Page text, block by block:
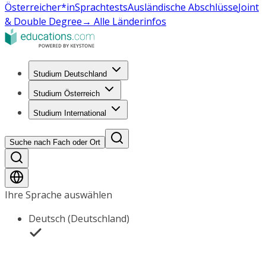
Österreicher*inSprachtestsAusländische AbschlüsseJoint
& Double Degree→ Alle Länderinfos
Studium Deutschland
Studium Österreich
Studium International
Suche nach Fach oder Ort
Ihre Sprache auswählen
Deutsch (Deutschland)